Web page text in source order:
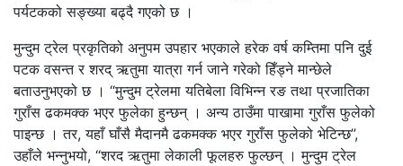
पर्यटकको सङ्ख्या बढ्दै गएको छ ।
मुन्दुम ट्रेल प्रकृतिको अनुपम उपहार भएकाले हरेक वर्ष कम्तिमा पनि दुई
पटक वसन्त र शरद् ऋतुमा यात्रा गर्न जाने गरेको हिँड्ने मान्छेले
बताउनुभएको छ । “मुन्दुम ट्रेलमा यतिबेला विभिन्न रङ तथा प्रजातिका
गुराँस ढकमक्क भएर फुलेका हुन्छन् । अन्य ठाउँमा पाखामा गुराँस फुलेको
पाइन्छ । तर, यहाँ घाँसै मैदानमै ढकमक्क भएर गुराँस फुलेको भेटिन्छ”,
उहाँले भन्नुभयो, “शरद ऋतुमा लेकाली फूलहरु फुल्छन् । मुन्दुम ट्रेल